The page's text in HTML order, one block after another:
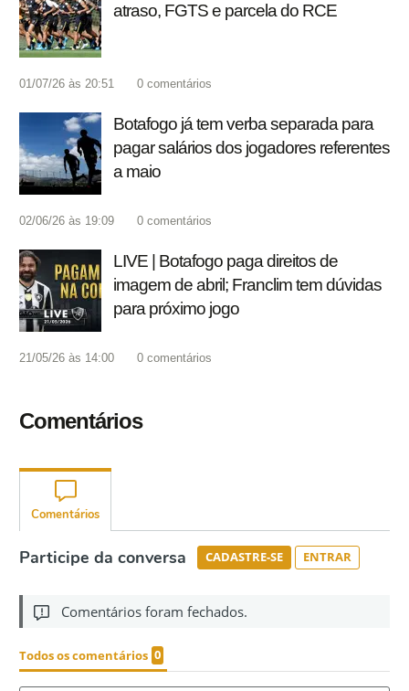
atraso, FGTS e parcela do RCE
01/07/26 às 20:51 0 comentários
Botafogo já tem verba separada para
pagar salários dos jogadores referentes
a maio
02/06/26 às 19:09 0 comentários
LIVE | Botafogo paga direitos de
imagem de abril; Franclim tem dúvidas
para próximo jogo
21/05/26 às 14:00 0 comentários
Comentários